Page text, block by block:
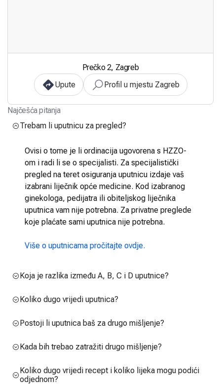
Prečko 2, Zagreb
Upute
Profil u mjestu Zagreb
Najčešća pitanja
Trebam li uputnicu za pregled?
Ovisi o tome je li ordinacija ugovorena s HZZO-
om i radi li se o specijalisti. Za specijalistički
pregled na teret osiguranja uputnicu izdaje vaš
izabrani liječnik opće medicine. Kod izabranog
ginekologa, pedijatra ili obiteljskog liječnika
uputnica vam nije potrebna. Za privatne preglede
koje plaćate sami uputnica nije potrebna.
Više o uputnicama pročitajte ovdje.
Koja je razlika između A, B, C i D uputnice?
Koliko dugo vrijedi uputnica?
Postoji li uputnica baš za drugo mišljenje?
Kada bih trebao zatražiti drugo mišljenje?
Koliko dugo vrijedi recept i koliko lijeka mogu podići
odjednom?